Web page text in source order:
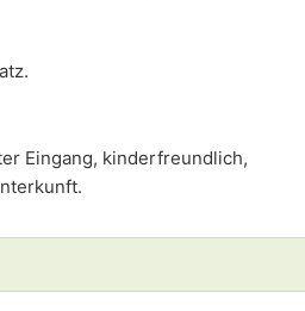
Eingang, kinderfreundlich,